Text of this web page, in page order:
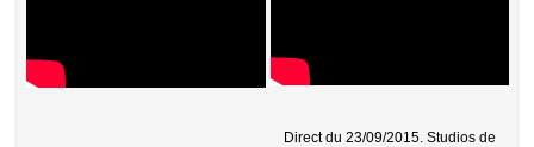
Direct du 23/09/2015. Studios de